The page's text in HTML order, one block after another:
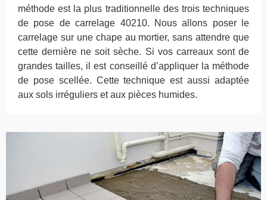
méthode est la plus traditionnelle des trois techniques
de pose de carrelage 40210. Nous allons poser le
carrelage sur une chape au mortier, sans attendre que
cette dernière ne soit sèche. Si vos carreaux sont de
grandes tailles, il est conseillé d’appliquer la méthode
de pose scellée. Cette technique est aussi adaptée
aux sols irréguliers et aux pièces humides.